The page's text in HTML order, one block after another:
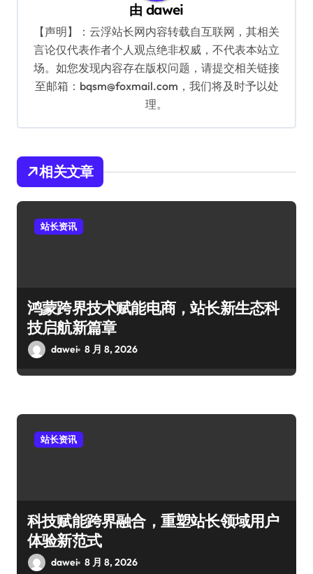
由dawei
【声明】：云浮站长网内容转载自互联网，其相关
言论仅代表作者个人观点绝非权威，不代表本站立
场。如您发现内容存在版权问题，请提交相关链接
至邮箱：bqsm@foxmail.com，我们将及时予以处
理。
相关文章
站长资讯
鸿蒙跨界技术赋能电商，站长新生态科
技启航新篇章
dawei 8 月 8, 2026
站长资讯
科技赋能跨界融合，重塑站长领域用户
体验新范式
dawei 8 月 8, 2026